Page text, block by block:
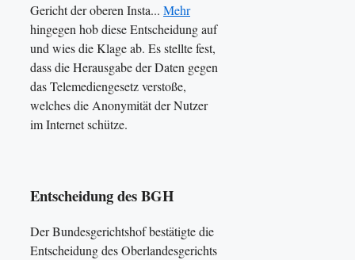
Gericht der oberen Insta... Mehr
hingegen hob diese Entscheidung auf
und wies die Klage ab. Es stellte fest,
dass die Herausgabe der Daten gegen
das Telemediengesetz verstoße,
welches die Anonymität der Nutzer
im Internet schütze.
Entscheidung des BGH
Der Bundesgerichtshof bestätigte die
Entscheidung des Oberlandesgerichts